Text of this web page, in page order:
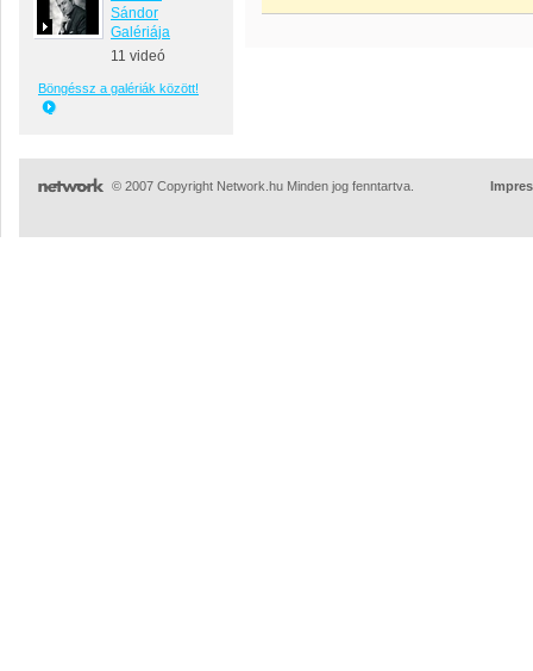
Sándor
Galériája
11 videó
Böngéssz a galériák között!
© 2007 Copyright Network.hu Minden jog fenntartva.